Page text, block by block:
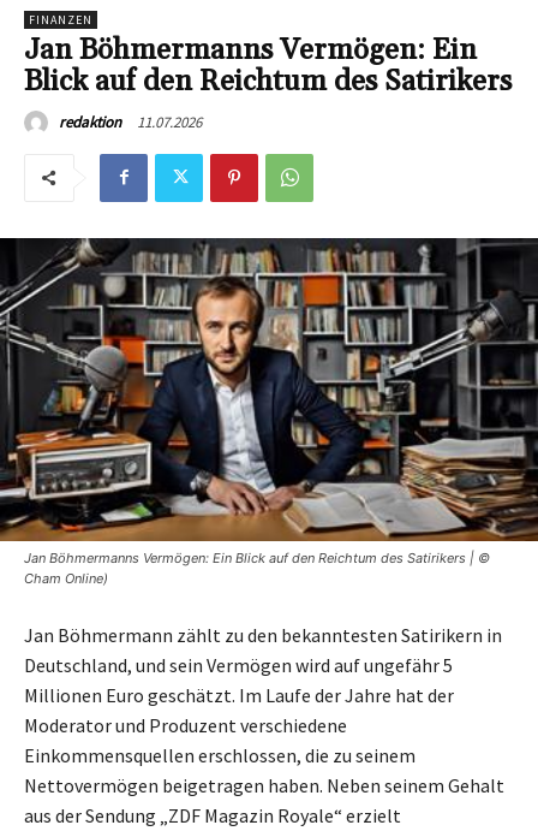
FINANZEN
Jan Böhmermanns Vermögen: Ein
Blick auf den Reichtum des Satirikers
redaktion 11.07.2026
Jan Böhmermanns Vermögen: Ein Blick auf den Reichtum des Satirikers | ©
Cham Online)
Jan Böhmermann zählt zu den bekanntesten Satirikern in
Deutschland, und sein Vermögen wird auf ungefähr 5
Millionen Euro geschätzt. Im Laufe der Jahre hat der
Moderator und Produzent verschiedene
Einkommensquellen erschlossen, die zu seinem
Nettovermögen beigetragen haben. Neben seinem Gehalt
aus der Sendung „ZDF Magazin Royale“ erzielt